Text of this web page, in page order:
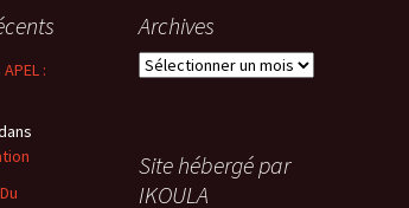
APEL :
Du
Archives
Archives
Site hébergé par
IKOULA